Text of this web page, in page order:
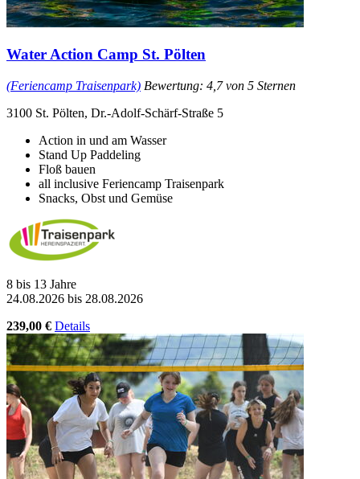
Water Action Camp St. Pölten
(Feriencamp Traisenpark) Bewertung: 4,7 von 5 Sternen
3100 St. Pölten, Dr.-Adolf-Schärf-Straße 5
Action in und am Wasser
Stand Up Paddeling
Floß bauen
all inclusive Feriencamp Traisenpark
Snacks, Obst und Gemüse
8 bis 13 Jahre
24.08.2026 bis 28.08.2026
239,00 € Details